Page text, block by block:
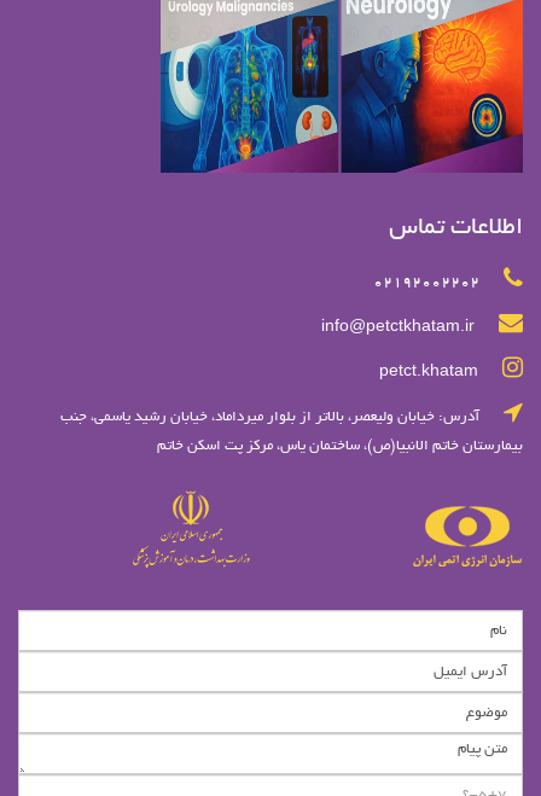
اطلاعات تماس
02192002202
info@petctkhatam.ir
petct.khatam
آدرس: خيابان وليعصر، بالاتر از بلوار ميرداماد، خيابان رشيد ياسمي، جنب
بیمارستان خاتم الانبیا(ص)، ساختمان یاس، مرکز پت اسکن خاتم